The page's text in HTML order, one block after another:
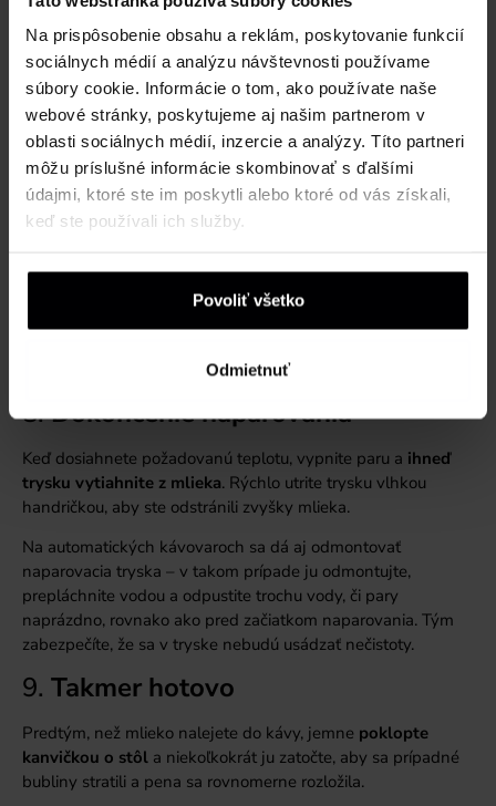
Na prispôsobenie obsahu a reklám, poskytovanie funkcií
sociálnych médií a analýzu návštevnosti používame
súbory cookie. Informácie o tom, ako používate naše
webové stránky, poskytujeme aj našim partnerom v
oblasti sociálnych médií, inzercie a analýzy. Títo partneri
môžu príslušné informácie skombinovať s ďalšími
údajmi, ktoré ste im poskytli alebo ktoré od vás získali,
keď ste používali ich služby.
Povoliť všetko
Odmietnuť
ktorý spôsobí, že mlieko a pena sa spoja do krémovej, jemnej
štruktúry. Kanvička by mala byť stále mierne naklonená, aby
vír rovnomerne premiešal mlieko.
Pozorne sledujte zvuk – mal by byť jemný a pravidelný. Ak
sa objavia veľké bubliny, znamená to, že niečo nie je v
poriadku, napríklad nesprávna poloha trysky.
7.Správna teplota
Mlieko naparujte, kým nedosiahne teplotu okolo60-65 °C.
Ak nemáte teplomer, rukou držte kanvičku zospodu a ak
8.Dokončenie naparovania
Keď dosiahnete požadovanú teplotu, vypnite paru a ihneď
trysku vytiahnite z mlieka. Rýchlo utrite trysku vlhkou
handričkou, aby ste odstránili zvyšky mlieka.
Na automatických kávovaroch sa dá aj odmontovať
naparovacia tryska – v takom prípade ju odmontujte,
prepláchnite vodou a odpustite trochu vody, či pary
naprázdno, rovnako ako pred začiatkom naparovania. Tým
zabezpečíte, že sa v tryske nebudú usádzať nečistoty.
9. Takmer hotovo
Predtým, než mlieko nalejete do kávy, jemne poklopte
kanvičkou o stôl a niekoľkokrát ju zatočte, aby sa prípadné
bubliny stratili a pena sa rovnomerne rozložila.